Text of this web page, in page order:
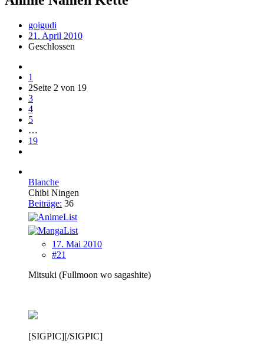
goigudi
21. April 2010
Geschlossen
1
2Seite 2 von 19
3
4
5
…
19
Blanche
Chibi Ningen
Beiträge: 36
17. Mai 2010
#21
Mitsuki (Fullmoon wo sagashite)
[SIGPIC][/SIGPIC]